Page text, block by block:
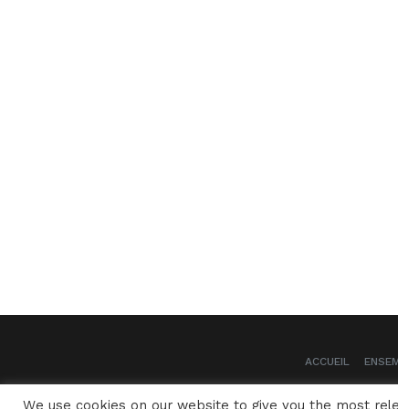
ACCUEIL
We use cookies on our website to give you the most